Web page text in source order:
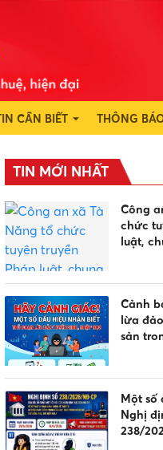
CẦN BIẾT THÔNG
TIN MỚI NHẤT
Công
chức
luật,
Cảnh
lừa
sản
Một số
Nghị
238/